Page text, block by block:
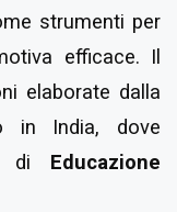
strumenti per
efficace. Il
elaborate dalla
in India, dove
di Educazione